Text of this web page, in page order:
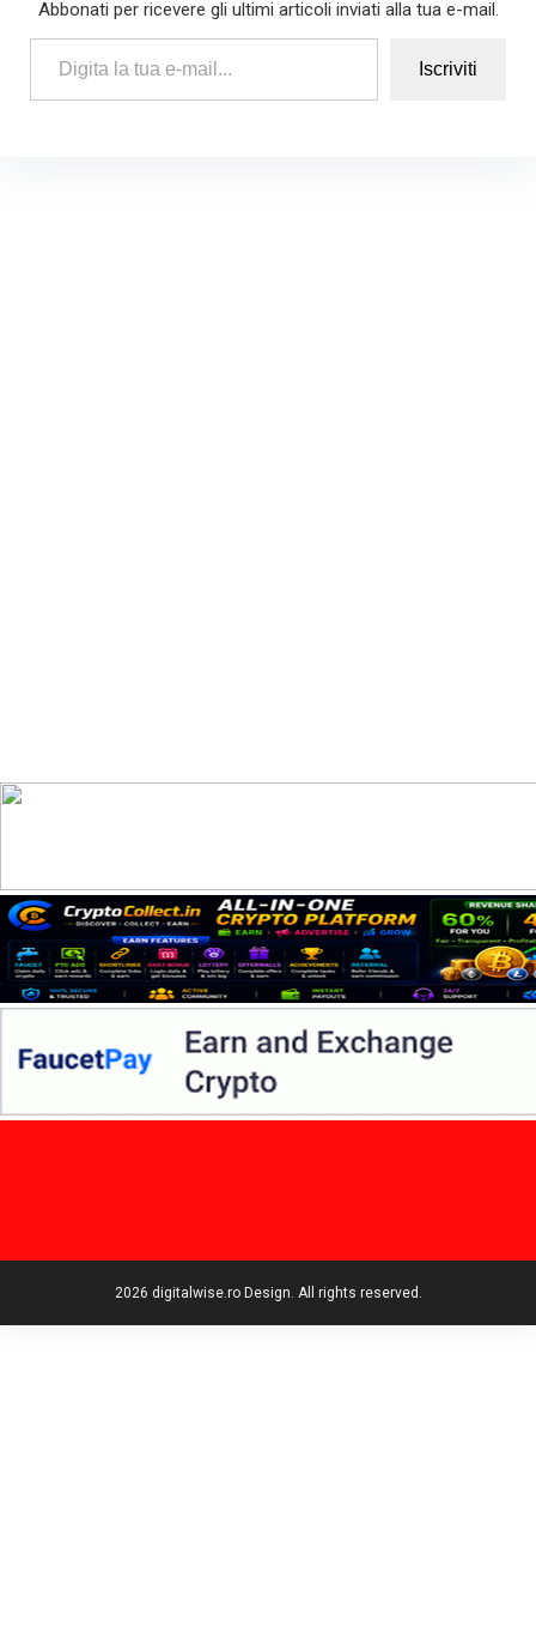
Abbonati per ricevere gli ultimi articoli inviati alla tua e-mail.
Digita la tua e-mail...
Iscriviti
2026 digitalwise.ro Design. All rights reserved.